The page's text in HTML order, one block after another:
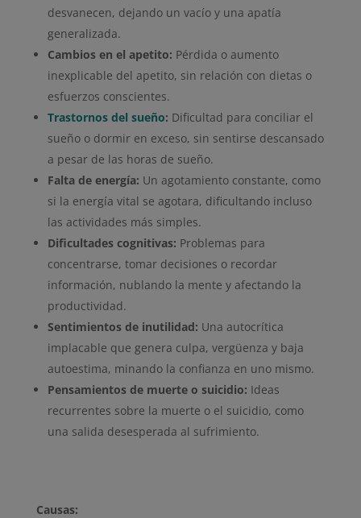
desvanecen, dejando un vacío y una apatía
generalizada.
Cambios en el apetito: Pérdida o aumento
inexplicable del apetito, sin relación con dietas o
esfuerzos conscientes.
Trastornos del sueño: Dificultad para conciliar el
sueño o dormir en exceso, sin sentirse descansado
a pesar de las horas de sueño.
Falta de energía: Un agotamiento constante, como
si la energía vital se agotara, dificultando incluso
las actividades más simples.
Dificultades cognitivas: Problemas para
concentrarse, tomar decisiones o recordar
información, nublando la mente y afectando la
productividad.
Sentimientos de inutilidad: Una autocrítica
implacable que genera culpa, vergüenza y baja
autoestima, minando la confianza en uno mismo.
Pensamientos de muerte o suicidio: Ideas
recurrentes sobre la muerte o el suicidio, como
una salida desesperada al sufrimiento.
Causas: